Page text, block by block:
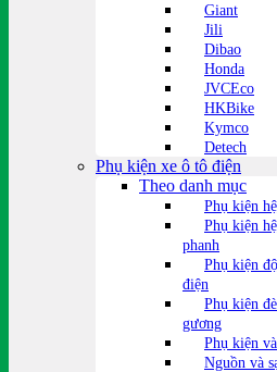
Giant
Jili
Dibao
Honda
JVCEco
HKBike
Kymco
Detech
Phụ kiện xe ô tô điện
Theo danh mục
Phụ kiện
Phụ kiện
phanh
Phụ kiện
điện
Phụ kiện
gương
Phụ kiện
Nguồn và